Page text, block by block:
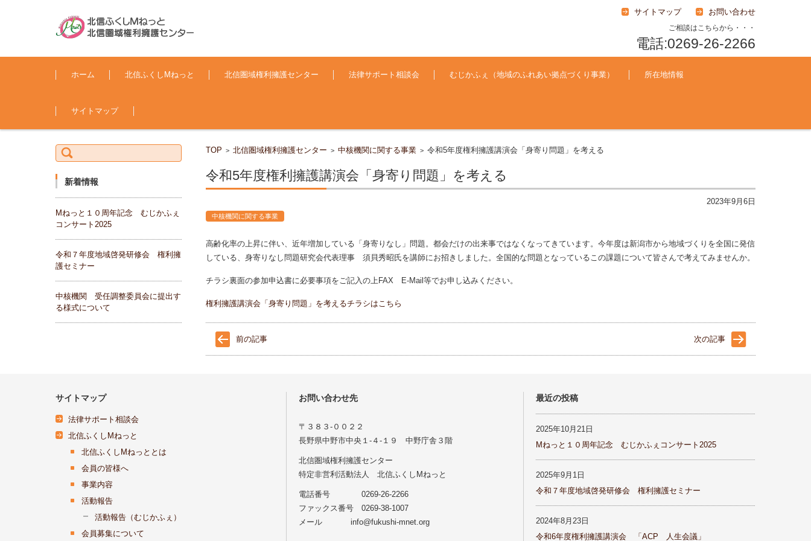
サイトマップ お問い合わせ
ご相談はこちらから・・・
電話:0269-26-2266
コンテンツに移動
ホーム
北信ふくしMねっと 北信圏域権利擁護センター 法律サポート相談会 むじかふぇ（地域のふれあい拠点づくり事業） 所在地情報
サイトマップ
TOP > 北信圏域権利擁護センター > 中核機関に関する事業> 令和5年度権利擁護講演会「身寄り問題」を考える
令和5年度権利擁護講演会「身寄り問題」を考える
2023年9月6日
中核機関に関する事業
高齢化率の上昇に伴い、近年増加している「身寄りなし」問題。都会だけの出来事ではなくなってきています。今年度は新潟市から地域づくりを全国に発信
している、身寄りなし問題研究会代表理事 須貝秀昭氏を講師にお招きしました。全国的な問題となっているこの課題について皆さんで考えてみませんか。
チラシ裏面の参加申込書に必要事項をご記入の上FAX E-Mail等でお申し込みください。
権利擁護講演会「身寄り問題」を考えるチラシはこちら
前の記事 次の記事
検索:
新着情報
Mねっと１０周年記念 むじかふぇ
コンサート2025
令和７年度地域啓発研修会 権利擁
護セミナー
中核機関 受任調整委員会に提出す
る様式について
サイトマップ
法律サポート相談会
北信ふくしMねっと
北信ふくしMねっととは
会員の皆様へ
事業内容
活動報告
活動報告（むじかふぇ）
会員募集について
お問い合わせ先
〒３８３‐００２２
長野県中野市中央１‐４‐１９ 中野庁舎３階
北信圏域権利擁護センター
特定非営利活動法人 北信ふくしMねっと
電話番号 0269-26-2266
ファックス番号 0269-38-1007
メール info@fukushi-mnet.org
最近の投稿
2025年10月21日
Mねっと１０周年記念 むじかふぇコンサート2025
2025年9月1日
令和７年度地域啓発研修会 権利擁護セミナー
2024年8月23日
令和6年度権利擁護講演会 「ACP 人生会議」